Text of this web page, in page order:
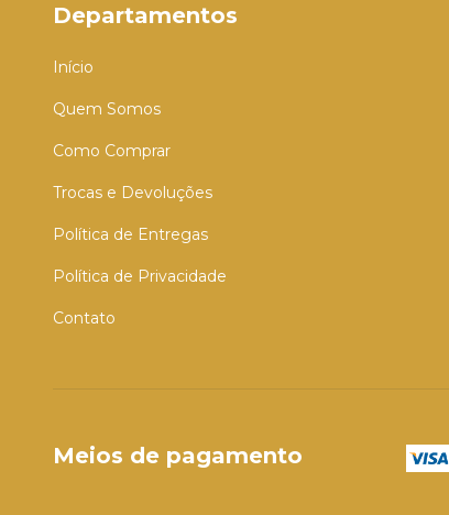
Departamentos
Início
Quem Somos
Como Comprar
Trocas e Devoluções
Política de Entregas
Política de Privacidade
Contato
Meios de pagamento